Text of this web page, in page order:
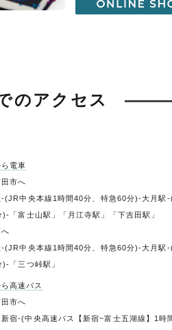
のアクセス
電車
市へ
-(JR中央本線1時間40分、特急60分)-大月駅-
)-「富士山駅」「月江寺駅」「下吉田駅」
-(JR中央本線1時間40分、特急60分)-大月駅-
)-「三つ峠駅」
高速バス
市へ
新宿-(中央高速バス【新宿~富士五湖線】1時